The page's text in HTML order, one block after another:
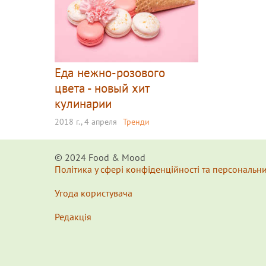
Еда нежно-розового
цвета - новый хит
кулинарии
2018 г., 4 апреля Тренди
© 2024 Food & Мood
Політика у сфері конфіденційності та
Угода користувача
Редакція